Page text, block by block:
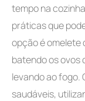
tempo na
práticas que
opção é omelete
batendo os ovos
levando ao fogo.
saudáveis,